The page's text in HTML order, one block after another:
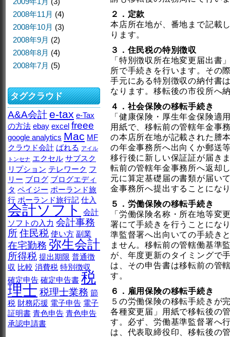
２．定款
本店所在地が、番地まで記載
ります。
３．住民税の特別徴収
「特別徴収所在地変更届出書
所で手続きを行います。その
手元にある特別徴収の納付書
なります。移転後の市役所へ
４．社会保険の移転手続き
「健康保険・厚生年金保険適
用紙で、移転前の管轄年金事
の本店所在地が記載された謄
の年金事務所へ出向くか郵送
移行後に新しい保証証が届き
転前の管轄年金事務所へ返却
元に算定基礎届の書類が届い
金事務所へ提出することにな
５．労働保険の移転手続き
「労働保険名称・所在地等変
署にて手続きを行うことにな
準監督署へ出向いての手続き
ません。移転前の管轄働基準
が、年度更新のタイミングで
は、その申告書は移転前の管
す。
６．雇用保険の移転手続き
５の労働保険の移転手続きが
各種変更届」用紙で移転後の
す。必ず、労働基準監督署へ
は、代表取締役印、移転後の
2008年11月 (4)
2008年10月 (3)
2008年9月 (2)
2008年8月 (4)
2008年7月 (5)
タグクラウド
A&A会計e-tax e-Tax
の方法 ebay excel freee
google analytics Mac MF
クラウド会計 ばれる アイル
トンセナ エクセル サブスク
リプション テレワーク フ
リー ブログ ブログエディ
タ ペイジー ポーランド旅
行 ポーランド旅行記 仕入
会計ソフト
会計
ソフトの入力 会計事務
所住民税 使い方 副業
在宅勤務 弥生会計
所得税 提出期限 普通徴
収 比較 消費税 特別徴収
確定申告 確定申告書 税
理士 税理士業務 節
税 財務応援 電子申告 電子
証明書 青色申告 青色申告
承認申請書